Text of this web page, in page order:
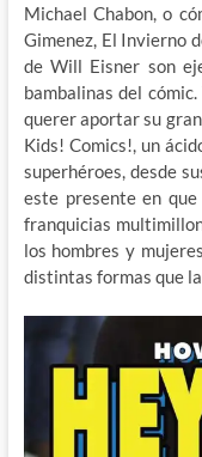
Michael Chabon, o
Gimenez, El Invierno
de Will Eisner son
bambalinas del
querer aportar su
Kids! Comics!, un
superhéroes, desde
este presente en
franquicias
los hombres y
distintas formas que